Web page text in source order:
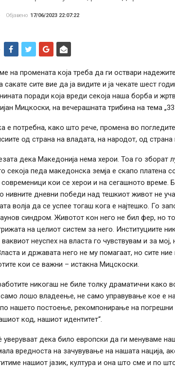
Објавено 17/06/2023 22:07:22
на промената која треба да ги оствари
сакате сите вие да ја видите и ја чекате шест
поради која вреди секоја наша борба и
Мицкоски, на вечерашната трибина на тема
е потребна, како што рече, промена во
од страна на владата, на народот, од
дека Македонија нема херои. Тоа го зборат
секоја педа македонска земја е скапо платена
кои се херои и на сегашното време.
нивните дневни победи над тешкиот живот не
волја да се успее тогаш кога е најтешко. Го
синдром. Животот кон него не бил фер, но
на целиот систем за него. Институциите
неуспех на власта го чувствувам и за
и државата него не му помагаат, но сите
кои се важни – истакна Мицскоски.
никогаш не биле толку драматични како
лошо владеење, не само управување кое е
нашето постоење, рекомпонирање на
код, нашиот идентитет“.
уверуваат дека било европски да ги менуваме
вредноста на зачувување на нашата нација,
нашиот јазик, култура и она што сме и по